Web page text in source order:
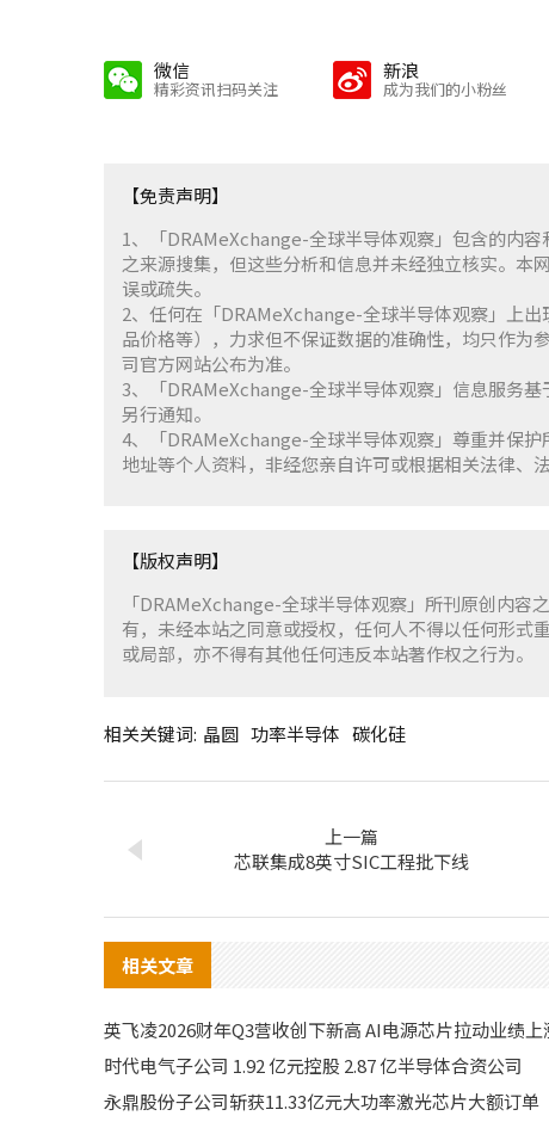
微信
精彩资讯扫码关注
新浪
成为我们的小粉丝
【免责声明】
1、「DRAMeXchange-全球半导体观察」包含的内
之来源搜集，但这些分析和信息并未经独立核实。本
误或疏失。
2、任何在「DRAMeXchange-全球半导体观察」上
品价格等），力求但不保证数据的准确性，均只作为
司官方网站公布为准。
3、「DRAMeXchange-全球半导体观察」信息服务
另行通知。
4、「DRAMeXchange-全球半导体观察」尊重并保
地址等个人资料，非经您亲自许可或根据相关法律、
【版权声明】
「DRAMeXchange-全球半导体观察」所刊原创内
有，未经本站之同意或授权，任何人不得以任何形式
或局部，亦不得有其他任何违反本站著作权之行为。
相关关键词: 晶圆 功率半导体 碳化硅
上一篇
芯联集成8英寸SIC工程批下线
相关文章
英飞凌2026财年Q3营收创下新高 AI电源芯片拉动业绩上
时代电气子公司 1.92 亿元控股 2.87 亿半导体合资公司
永鼎股份子公司斩获11.33亿元大功率激光芯片大额订单